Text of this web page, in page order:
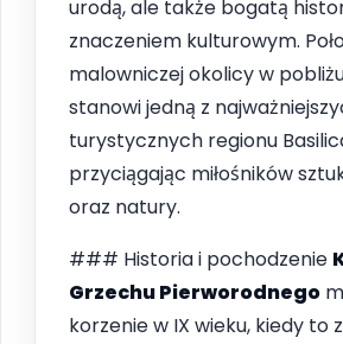
urodą, ale także bogatą
znaczeniem kulturowym.
malowniczej okolicy w
stanowi jedną z
turystycznych regionu
przyciągając miłośników
oraz natury.
### Historia i pochodzenie
Grzechu Pierworodnego
korzenie w IX wieku, kiedy to